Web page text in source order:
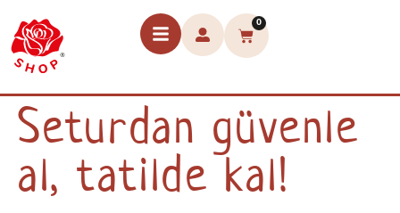
0
Seturdan güvenle
al, tatilde kal!